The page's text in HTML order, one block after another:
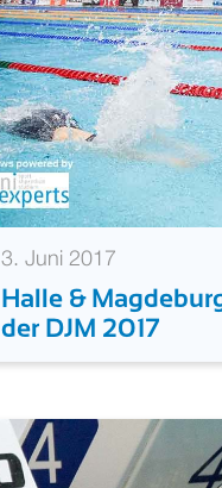
3. Juni 2017
Halle &
der DJM 2017